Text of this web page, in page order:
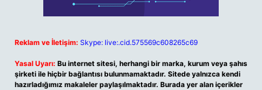
Reklam ve İletişim: Skype: live:.cid.575569c608265c69
Yasal Uyarı: Bu internet sitesi, herhangi bir marka, kurum veya şahıs
şirketi ile hiçbir bağlantısı bulunmamaktadır. Sitede yalnızca kendi
hazırladığımız makaleler paylaşılmaktadır. Burada yer alan içerikler